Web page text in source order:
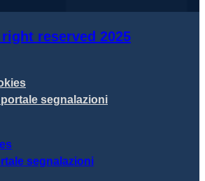
reserved 2025
segnalazioni
segnalazioni